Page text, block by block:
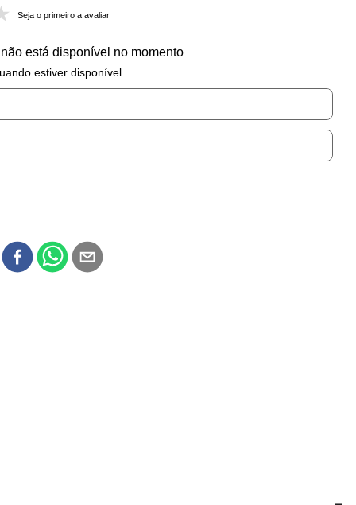
Seja o primeiro a avaliar
está disponível no momento
estiver disponível